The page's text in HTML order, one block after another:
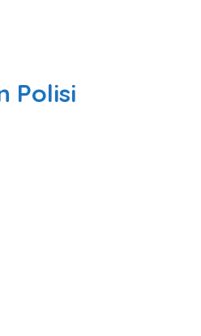
Polisi